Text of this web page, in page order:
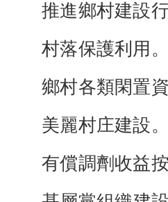
推進鄉村建設
村落保護利用
鄉村各類閑置
美麗村庄建設
有償調劑收益